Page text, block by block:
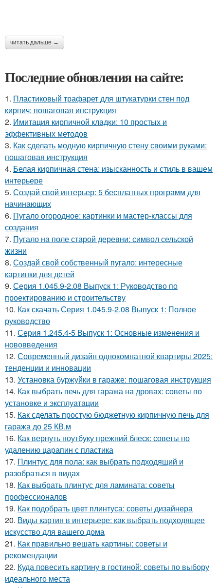
читать дальше →
Последние обновления на сайте:
1. Пластиковый трафарет для штукатурки стен под
кирпич: пошаговая инструкция
2. Имитация кирпичной кладки: 10 простых и
эффективных методов
3. Как сделать модную кирпичную стену своими руками:
пошаговая инструкция
4. Белая кирпичная стена: изысканность и стиль в вашем
интерьере
5. Создай свой интерьер: 5 бесплатных программ для
начинающих
6. Пугало огородное: картинки и мастер-классы для
создания
7. Пугало на поле старой деревни: символ сельской
жизни
8. Создай свой собственный пугало: интересные
картинки для детей
9. Серия 1.045.9-2.08 Выпуск 1: Руководство по
проектированию и строительству
10. Как скачать Серия 1.045.9-2.08 Выпуск 1: Полное
руководство
11. Серия 1.245.4-5 Выпуск 1: Основные изменения и
нововведения
12. Современный дизайн однокомнатной квартиры 2025:
тенденции и инновации
13. Установка буржуйки в гараже: пошаговая инструкция
14. Как выбрать печь для гаража на дровах: советы по
установке и эксплуатации
15. Как сделать простую бюджетную кирпичную печь для
гаража до 25 КВ.м
16. Как вернуть ноутбуку прежний блеск: советы по
удалению царапин с пластика
17. Плинтус для пола: как выбрать подходящий и
разобраться в видах
18. Как выбрать плинтус для ламината: советы
профессионалов
19. Как подобрать цвет плинтуса: советы дизайнера
20. Виды картин в интерьере: как выбрать подходящее
искусство для вашего дома
21. Как правильно вешать картины: советы и
рекомендации
22. Куда повесить картину в гостиной: советы по выбору
идеального места